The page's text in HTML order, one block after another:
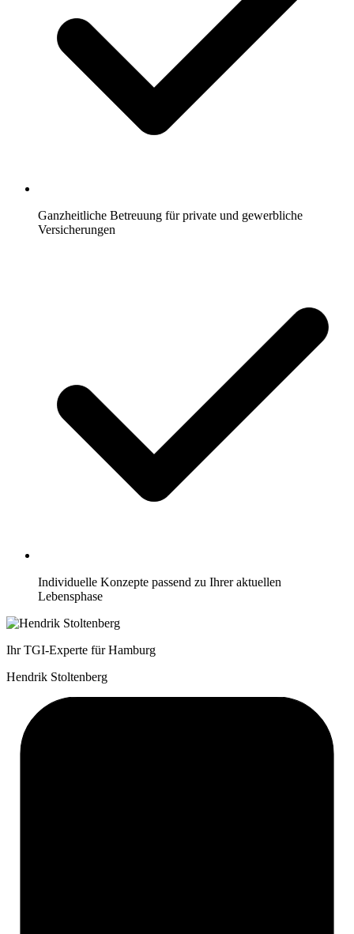
Ganzheitliche Betreuung für private und gewerbliche
Versicherungen
Individuelle Konzepte passend zu Ihrer aktuellen
Lebensphase
Ihr TGI-Experte für Hamburg
Hendrik Stoltenberg